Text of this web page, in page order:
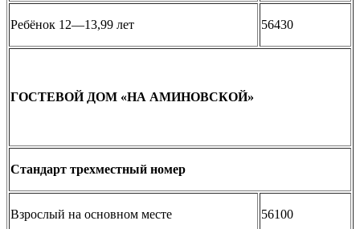
Ребёнок 12—13,99 лет 56430
ГОСТЕВОЙ ДОМ «НА АМИНОВСКОЙ»
Стандарт трехместный номер
Взрослый на основном месте 56100